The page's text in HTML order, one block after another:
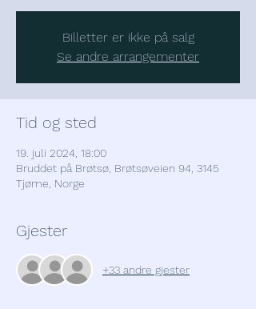
Billetter er ikke på salg
Se andre arrangementer
Tid og sted
19. juli 2024, 18:00
Bruddet på Brøtsø, Brøtsøveien 94, 3145
Tjøme, Norge
Gjester
+33 andre gjester